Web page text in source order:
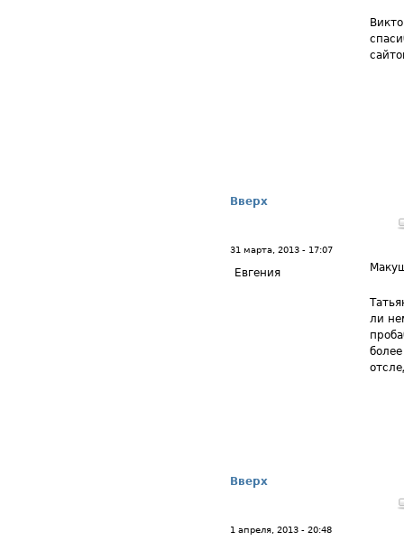
Вверх
31 марта, 2013 - 17:07
Евгения
ли
Вверх
1 апреля, 2013 - 20:48